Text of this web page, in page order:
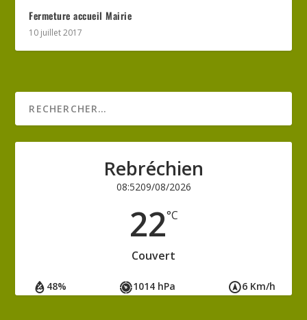
Fermeture accueil Mairie
10 juillet 2017
Rebréchien
08:5209/08/2026
22°C
Couvert
48% 1014 hPa 6 Km/h